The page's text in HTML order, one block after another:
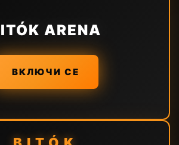
ARENA
ВКЛЮЧИ СЕ